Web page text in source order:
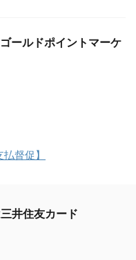
ールドポイントマーケ
督促】
井住友カード